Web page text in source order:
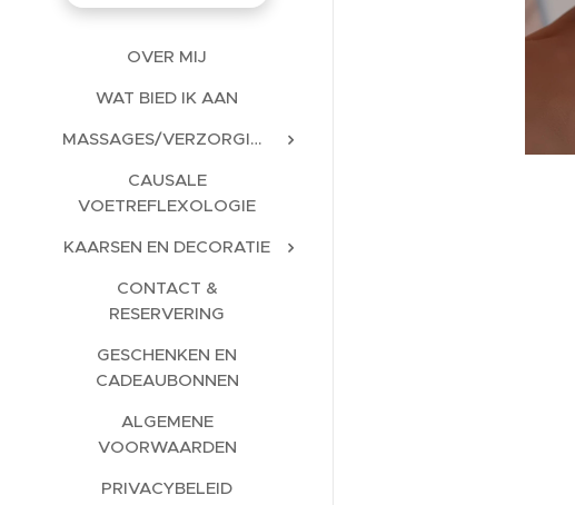
OVER MIJ
WAT BIED IK AAN
MASSAGES/VERZORGINGEN
CAUSALE
VOETREFLEXOLOGIE
KAARSEN EN DECORATIE
CONTACT &
RESERVERING
GESCHENKEN EN
CADEAUBONNEN
ALGEMENE
VOORWAARDEN
PRIVACYBELEID